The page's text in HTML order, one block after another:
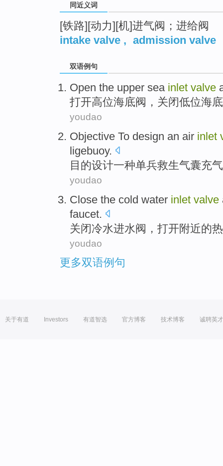
同近义词
[铁路][动力][机]进气阀；进给阀
intake valve , admission valve
双语例句
Open the upper sea inlet valve
打开高位海底阀 ， 关闭低位海
youdao
Objective To design an air inlet
ligebuoy.
目的设计一种单兵救生气囊充
youdao
Close the cold water inlet valve
faucet.
关闭冷水进水阀 ， 打开附近的
youdao
更多双语例句
关于有道 Investors 有道智选 官方博客 技术博客 诚聘英才